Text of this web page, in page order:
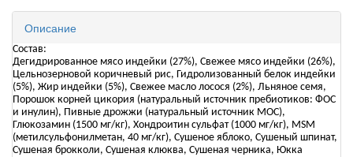
Описание
Состав:
Дегидрированное мясо индейки (27%), Свежее мясо индейки (26%),
Цельнозерновой коричневый рис, Гидролизованный белок индейки
(5%), Жир индейки (5%), Свежее масло лосося (2%), Льняное семя,
Порошок корней цикория (натуральный источник пребиотиков: ФОС
и инулин), Пивные дрожжи (натуральный источник МОС),
Глюкозамин (1500 мг/кг), Хондроитин сульфат (1000 мг/кг), MSM
(метилсульфонилметан, 40 мг/кг), Сушеное яблоко, Сушеный шпинат,
Сушеная брокколи, Сушеная клюква, Сушеная черника, Юкка